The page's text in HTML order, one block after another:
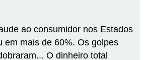
ao consumidor nos Estados
em mais de 60%. Os golpes
O dinheiro total